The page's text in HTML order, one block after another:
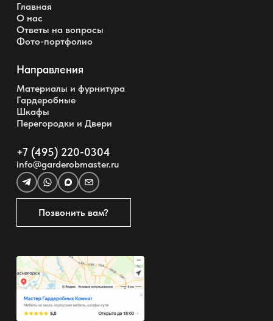
Главная
О нас
Ответы на вопросы
Фото-портфолио
Направления
Материалы и фурнитура
Гардеробные
Шкафы
Перегородки и Двери
+7 (495) 220-0304
info@garderobmaster.ru
Позвонить вам?